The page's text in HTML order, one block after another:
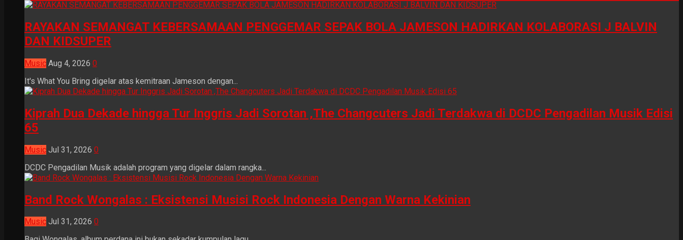
RAYAKAN SEMANGAT KEBERSAMAAN PENGGEMAR SEPAK BOLA JAMESON HADIRKAN KOLABORASI J BALVIN
DAN KIDSUPER
Music Aug 4, 2026 0
It's What You Bring digelar atas kemitraan Jameson dengan...
Kiprah Dua Dekade hingga Tur Inggris Jadi Sorotan ,The Changcuters Jadi Terdakwa di DCDC Pengadilan Musik Edisi
65
Music Jul 31, 2026 0
DCDC Pengadilan Musik adalah program yang digelar dalam rangka...
Band Rock Wongalas : Eksistensi Musisi Rock Indonesia Dengan Warna Kekinian
Music Jul 31, 2026 0